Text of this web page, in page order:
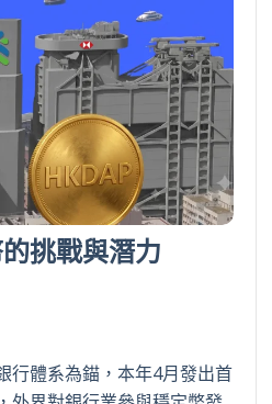
挑戰與潛力
行體系為錨，本年4月發出首